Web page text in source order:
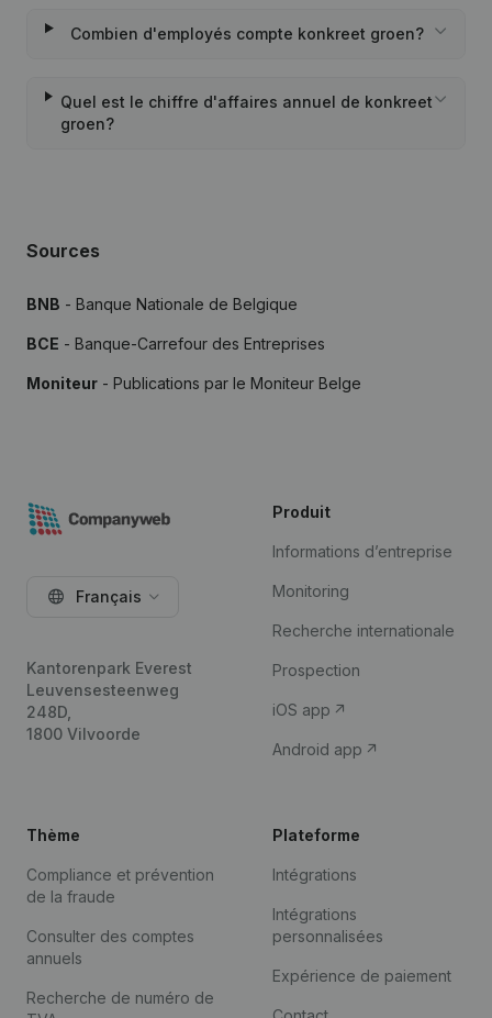
Combien d'employés compte konkreet groen?
Quel est le chiffre d'affaires annuel de konkreet
groen?
Sources
BNB - Banque Nationale de Belgique
BCE - Banque-Carrefour des Entreprises
Moniteur - Publications par le Moniteur Belge
Français
Kantorenpark Everest
Leuvensesteenweg
248D,
1800 Vilvoorde
Produit
Informations d’entreprise
Monitoring
Recherche internationale
Prospection
iOS app
Android app
Thème
Compliance et prévention
de la fraude
Consulter des comptes
annuels
Recherche de numéro de
Plateforme
Intégrations
Intégrations
personnalisées
Expérience de paiement